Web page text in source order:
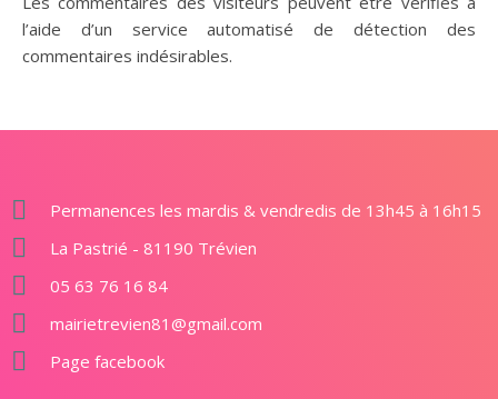
l’aide d’un service automatisé de détection des
commentaires indésirables.
Permanences les mardis & vendredis de 13h45 à 16h15
La Pastrié - 81190 Trévien
05 63 76 16 84
mairietrevien81@gmail.com
Page facebook